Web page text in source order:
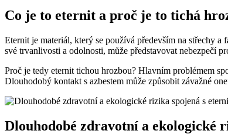
Co je to eternit a proč je to tichá
Eternit je materiál, který se používá především na střechy
své trvanlivosti a odolnosti, může představovat nebezpečí
Proč je tedy eternit tichou hrozbou? Hlavním problémem
Dlouhodobý kontakt s azbestem může způsobit závažné
Dlouhodobé zdravotní a ekologické